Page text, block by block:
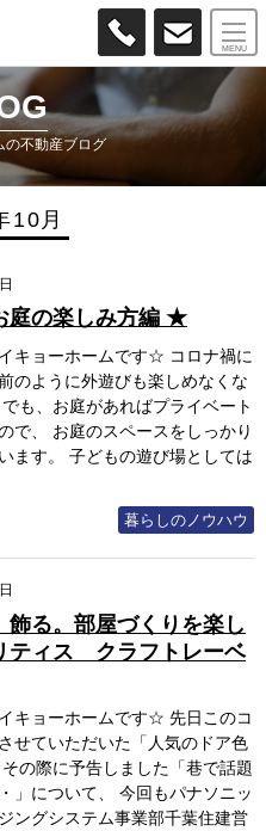
の不動産ブログ
10月
庭の楽しみ方編 ★
キョーホームです☆ コロナ禍に
のように外遊びも楽しめなくな
も、お庭があればプライベート
で、 お庭のスペースをしっかり
ます。 子どもの遊び場としては
暮らしのノウハウ
飾る。部屋づくりを楽し
ティス クラフトレーベ
キョーホームです☆ 先日このコ
せていただいた「人気のドア色
の際に予告しました「巷で話題
」について、 今回もパナソニッ
ングシステム事業部千葉住建営
MENU